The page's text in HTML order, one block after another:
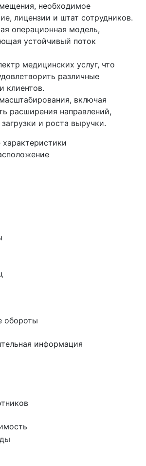
необходимое
лицензии и штат сотрудников.
операционная модель,
устойчивый поток
медицинских услуг, что
различные
клиентов.
включая
расширения направлений,
и роста выручки.
обороты
информация